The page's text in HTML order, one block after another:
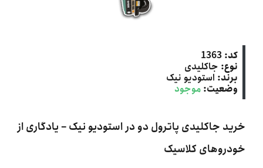
کد: 1363
نوع: جاکلیدی
برند: استودیو نیک
وضعیت: موجود
خرید جاکلیدی پاترول دو در استودیو نیک – یادگاری از
خودروهای کلاسیک